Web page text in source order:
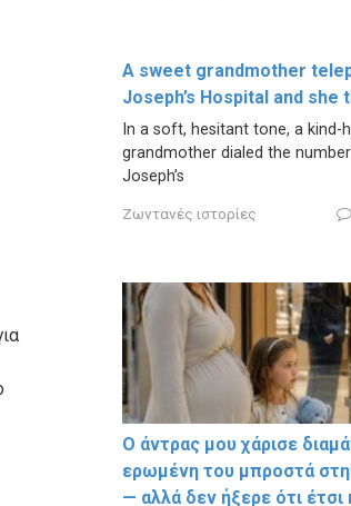
A sweet grandmother
Joseph’s Hospital and she
In a soft, hesitant tone, a kind-
grandmother dialed the
Joseph’s
Ζωντανές ιστορίες
Ο άντρας μου χάρισε
ερωμένη του μπροστά
— αλλά δεν ήξερε ότι